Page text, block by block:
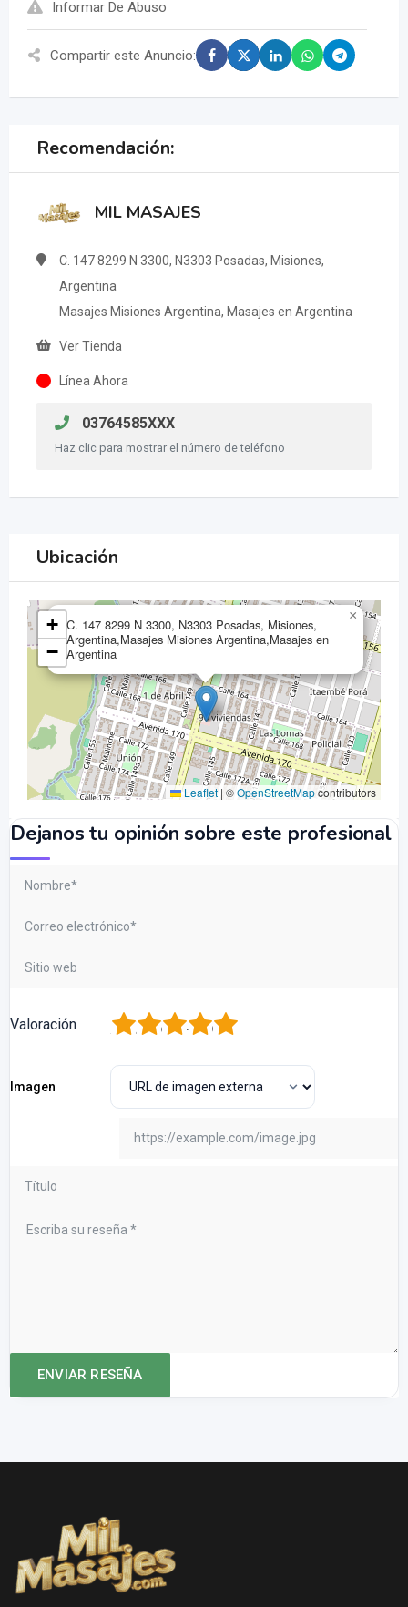
Informar De Abuso
Compartir este Anuncio:
Recomendación:
MIL MASAJES
C. 147 8299 N 3300, N3303 Posadas, Misiones,
Argentina
Masajes Misiones Argentina, Masajes en Argentina
Ver Tienda
Línea Ahora
03764585XXX
Haz clic para mostrar el número de teléfono
Ubicación
C. 147 8299 N 3300, N3303 Posadas, Misiones,
Argentina,Masajes Misiones Argentina,Masajes en
Argentina
×
+
−
Leaflet | ©OpenStreetMapcontributors
Dejanos tu opinión sobre este profesional
Valoración 5
4
3
2
Imagen